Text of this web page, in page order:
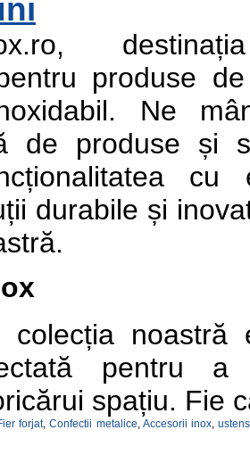
produse
Ne
de produse și
cu
durabile și
colecția noastră
pentru
spațiu. Fie
forjat,Confectii metalice, Accesorii inox,